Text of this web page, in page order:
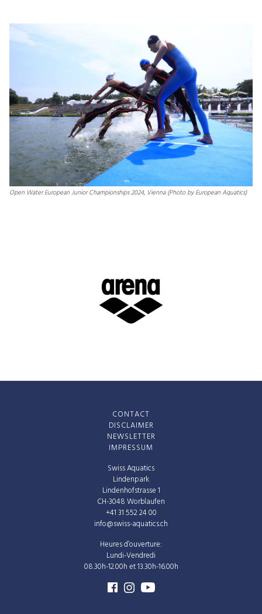
Open Water European Junior Championships 2024, Vienna (Photo by European Aquatics)
Swiss Aquatics
Lindenpark
Lindenhofstrasse 1
CH-3048 Worblaufen
+41 31 552 24 00
info@swiss-aquatics.ch
Heures d’ouverture:
Lundi-Vendredi
08.30h-12.00h et 13.30h-16.00h
CONTACT
DISCLAIMER
NEWSLETTER
IMPRESSUM